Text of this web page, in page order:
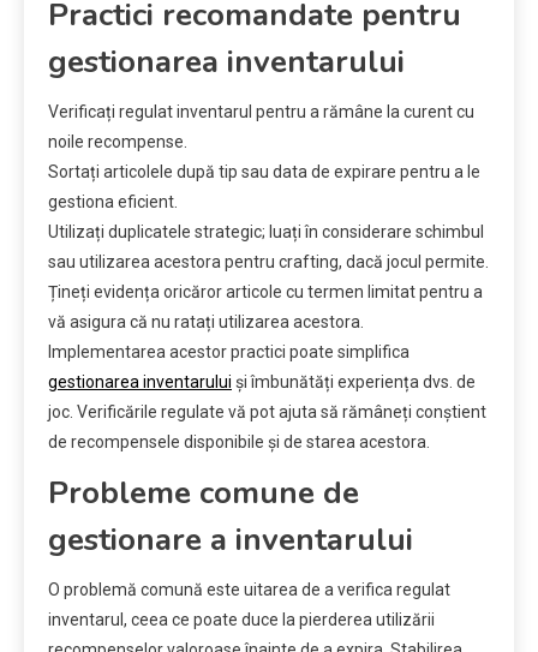
Practici recomandate pentru
gestionarea inventarului
Verificați regulat inventarul pentru a rămâne la curent cu
noile recompense.
Sortați articolele după tip sau data de expirare pentru a le
gestiona eficient.
Utilizați duplicatele strategic; luați în considerare schimbul
sau utilizarea acestora pentru crafting, dacă jocul permite.
Țineți evidența oricăror articole cu termen limitat pentru a
vă asigura că nu ratați utilizarea acestora.
Implementarea acestor practici poate simplifica
gestionarea inventarului și îmbunătăți experiența dvs. de
joc. Verificările regulate vă pot ajuta să rămâneți conștient
de recompensele disponibile și de starea acestora.
Probleme comune de
gestionare a inventarului
O problemă comună este uitarea de a verifica regulat
inventarul, ceea ce poate duce la pierderea utilizării